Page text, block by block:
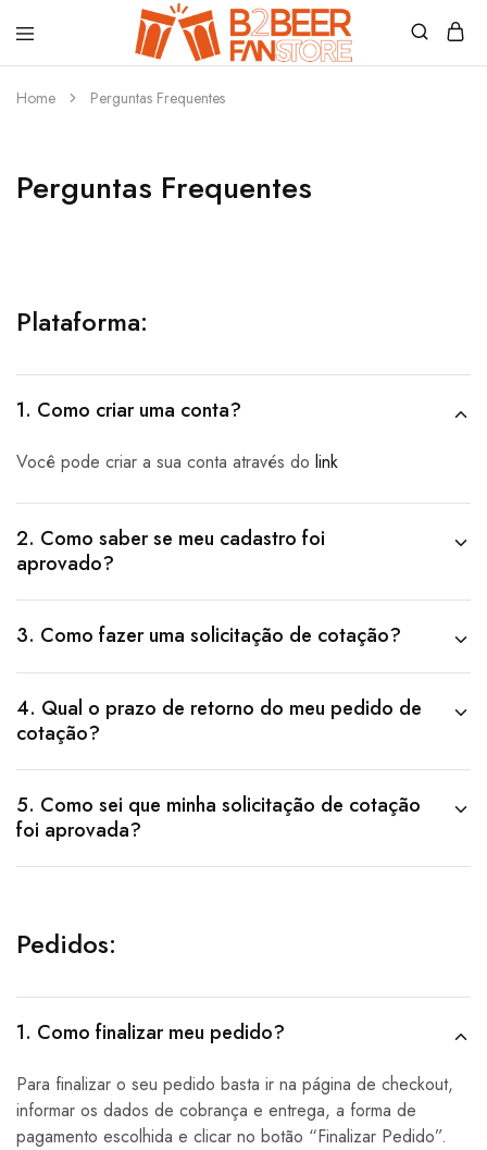
B2beerfanstore
Home Perguntas Frequentes
Perguntas Frequentes
Plataforma:
1. Como criar uma conta?
Você pode criar a sua conta através do link
2. Como saber se meu cadastro foi
aprovado?
3. Como fazer uma solicitação de cotação?
4. Qual o prazo de retorno do meu pedido de
cotação?
5. Como sei que minha solicitação de cotação
foi aprovada?
Pedidos:
1. Como finalizar meu pedido?
Para finalizar o seu pedido basta ir na página de checkout,
informar os dados de cobrança e entrega, a forma de
pagamento escolhida e clicar no botão “Finalizar Pedido”.